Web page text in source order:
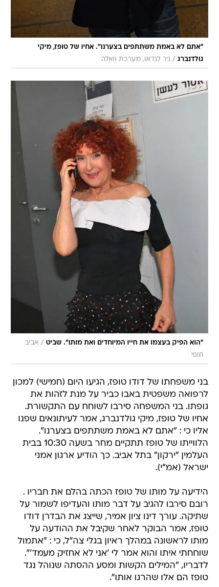
"אתם לא באמת משתתפים בצערנו". אחיו של טופז, מיקי
גולדנברג / ניר לנדאו, מערכת וואלה
"הוא הפיק בעצמו את חייו המיוחדים ואת מותו". שביט / אביב
חופי
בני משפחתו של דודו טופז, הגיעו היום (חמישי) למכון
לרפואה משפטית באבו כביר על מנת לזהות את
גופתו. בני המשפחה סירבו לשוחח עם התקשורת.
אחיו של טופז, מיקי גולדנברג, אמר לעיתונאים שפנו
אליו כי : "אתם לא באמת משתתפים בצערנו".
הלווייתו של טופז תתקיים מחר בשעה 10:30 בבית
העלמין "ירקון" בתל אביב. כך הודיע ארגון אמני
ישראל (אמ"י).
הידיעה על מותו של טופז הכתה בהלם את חבריו .
רובם סירבו להגיב על דבר מותו והעדיפו לשמור על
שתיקה. עורך דינו ציון אמיר, שייצג את הבדרן דודו
טופז, אמר הבוקר לאחר שקיבל את ההודעה על
מותו לראשונה במהלך ראיון בגלי צה"ל, כי : "אתמול
שוחחתי איתו והוא אמר לי 'אני לא אחזיק מעמד'".
לדבריו, "המילים הקשות ומסע ההסתה שנוהל נגד
טופז הם אלו שהרגו אותו".